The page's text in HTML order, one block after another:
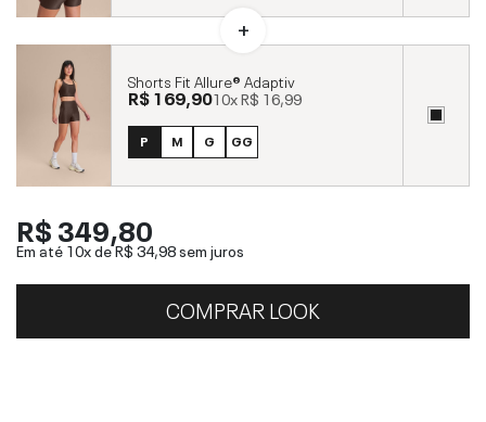
Shorts Fit Allure® Adaptiv
R$ 169,9010xR$ 16,99
P M G GG
R$ 349,80
Em até 10x deR$ 34,98sem juros
COMPRAR LOOK